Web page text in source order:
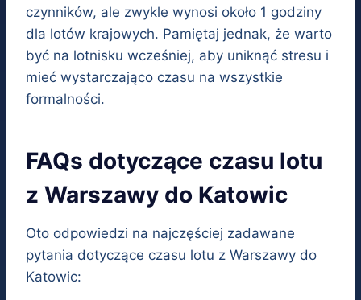
czynników, ale zwykle wynosi około 1 godziny
dla lotów krajowych. Pamiętaj jednak, że warto
być na lotnisku wcześniej, aby uniknąć stresu i
mieć wystarczająco czasu na wszystkie
formalności.
FAQs dotyczące czasu lotu
z Warszawy do Katowic
Oto odpowiedzi na najczęściej zadawane
pytania dotyczące czasu lotu z Warszawy do
Katowic: